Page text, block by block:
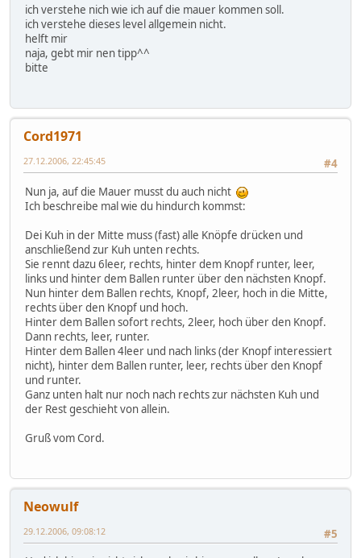
ich verstehe nich wie ich auf die mauer kommen soll.
ich verstehe dieses level allgemein nicht.
helft mir
naja, gebt mir nen tipp^^
bitte
Cord1971
#4
27.12.2006, 22:45:45
Nun ja, auf die Mauer musst du auch nicht
Ich beschreibe mal wie du hindurch kommst:
Dei Kuh in der Mitte muss (fast) alle Knöpfe drücken und
anschließend zur Kuh unten rechts.
Sie rennt dazu 6leer, rechts, hinter dem Knopf runter, leer,
links und hinter dem Ballen runter über den nächsten Knopf.
Nun hinter dem Ballen rechts, Knopf, 2leer, hoch in die Mitte,
rechts über den Knopf und hoch.
Hinter dem Ballen sofort rechts, 2leer, hoch über den Knopf.
Dann rechts, leer, runter.
Hinter dem Ballen 4leer und nach links (der Knopf interessiert
nicht), hinter dem Ballen runter, leer, rechts über den Knopf
und runter.
Ganz unten halt nur noch nach rechts zur nächsten Kuh und
der Rest geschieht von allein.
Gruß vom Cord.
Neowulf
#5
29.12.2006, 09:08:12